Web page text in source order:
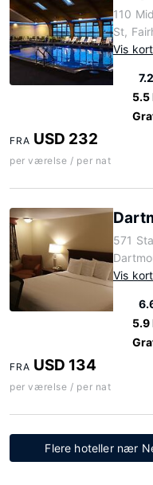
110
St,
Vis kort
5.5
FRA USD 232
per værelse / per nat
571
Vis kort
5.9
FRA USD 134
per værelse / per nat
Flere hoteller nær